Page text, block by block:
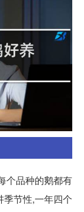
个品种的鹅都有
节性,一年四个